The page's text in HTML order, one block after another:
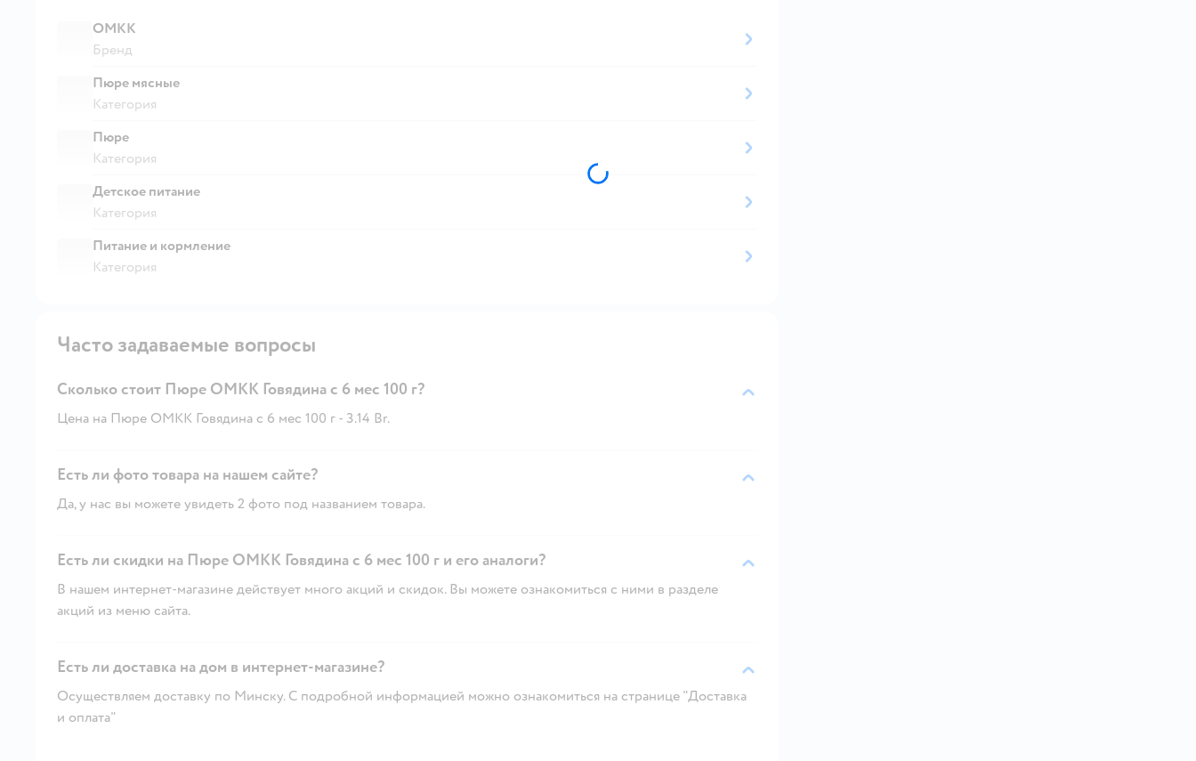
ОМКК
Бренд
Пюре мясные
Категория
Пюре
Категория
Детское питание
Категория
Питание и кормление
Категория
Часто задаваемые вопросы
Сколько стоит Пюре ОМКК Говядина с 6 мес 100 г?
Цена на Пюре ОМКК Говядина с 6 мес 100 г - 3.14 Br.
Есть ли фото товара на нашем сайте?
Да, у нас вы можете увидеть 2 фото под названием товара.
Есть ли скидки на Пюре ОМКК Говядина с 6 мес 100 г и его аналоги?
В нашем интернет-магазине действует много акций и скидок. Вы можете ознакомиться с ними в разделе
акций из меню сайта.
Есть ли доставка на дом в интернет-магазине?
Осуществляем доставку по Минску. С подробной информацией можно ознакомиться на странице "Доставка
и оплата"